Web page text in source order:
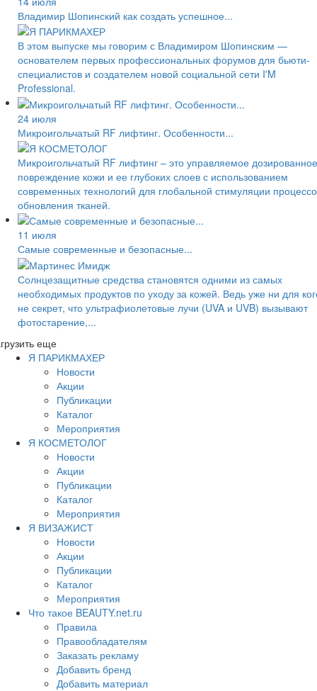
Владимир Шопинский как создать успешное...
В этом выпуске мы говорим с Владимиром Шопинским —
основателем первых профессиональных форумов для бьюти-
специалистов и создателем новой социальной сети I'M
Professional.
24 июля
Микроигольчатый RF лифтинг. Особенности...
Микроигольчатый RF лифтинг – это управляемое дозированное
повреждение кожи и ее глубоких слоев с использованием
современных технологий для глобальной стимуляции
обновления тканей.
11 июля
Самые современные и безопасные...
Солнцезащитные средства становятся одними из самых
необходимых продуктов по уходу за кожей. Ведь уже ни для
не секрет, что ультрафиолетовые лучи (UVA и UVB) вызывают
фотостарение,...
еще
Я ПАРИКМАХЕР
Новости
Акции
Публикации
Каталог
Мероприятия
Я КОСМЕТОЛОГ
Новости
Акции
Публикации
Каталог
Мероприятия
Я ВИЗАЖИСТ
Новости
Акции
Публикации
Каталог
Мероприятия
Что такое BEAUTY.net.ru
Правила
Правообладателям
Заказать рекламу
Добавить бренд
Добавить материал